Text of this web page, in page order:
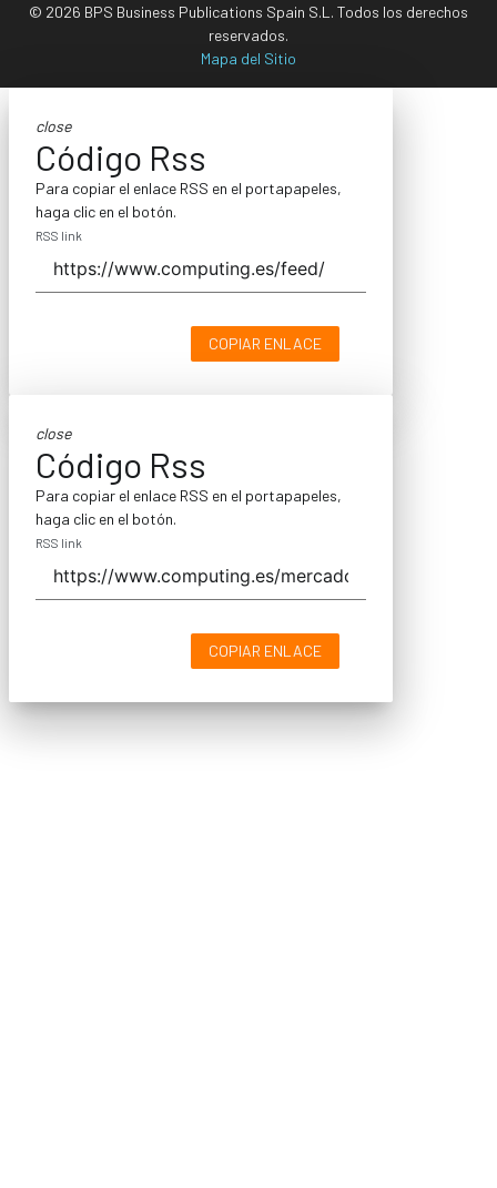
© 2026 BPS Business Publications Spain S.L. Todos los derechos
reservados.
Mapa del Sitio
close
Código Rss
Para copiar el enlace RSS en el portapapeles,
haga clic en el botón.
RSS link
COPIAR ENLACE
close
Código Rss
Para copiar el enlace RSS en el portapapeles,
haga clic en el botón.
RSS link
COPIAR ENLACE